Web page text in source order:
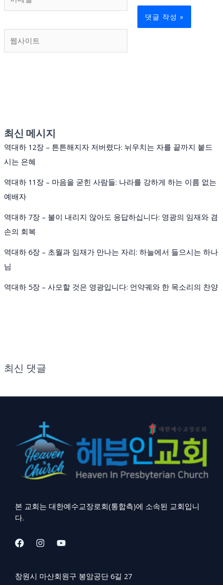
최신 메시지
역대하 12장 – 튼튼해지자 저버렸다: 뉘우치는 자를 끝까지 붙드
시는 은혜
역대하 11장 – 마음을 굳힌 사람들: 나라를 강하게 하는 이름 없는
예배자
역대하 7장 – 불이 내리지 않아도 응답하십니다: 영광의 임재와 겸
손의 회복
역대하 6장 – 초월과 임재가 만나는 자리: 하늘에서 들으시는 하나
님
역대하 5장 – 사모할 것은 영광입니다: 언약궤와 한 목소리의 찬양
최신 댓글
*
본 교회는 대한예수교장로회(통합측)에 소속된 교회입니
다.
창원시 마산회원구 봉암공단 6길 27